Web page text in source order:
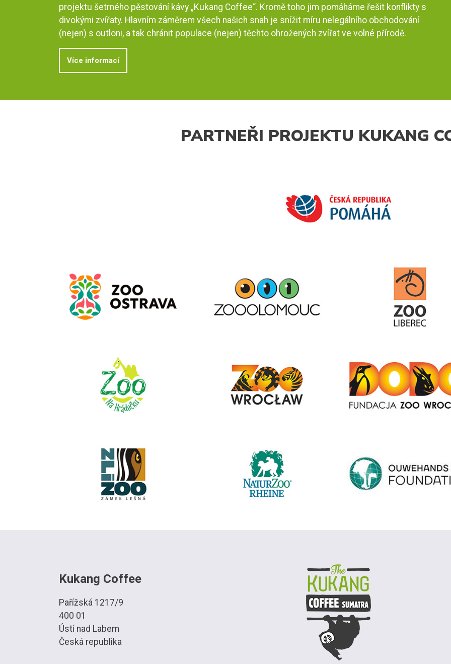
projektu šetrného pěstování kávy „Kukang Coffee“. Kromě toho jim pomáháme řešit konflikty s
divokými zvířaty. Hlavním záměrem všech našich snah je snížit míru nelegálního obchodování
(nejen) s outloni, a tak chránit populace (nejen) těchto ohrožených zvířat ve volné přírodě.
Více informací
PARTNEŘI PROJEKTU KUKANG
Kukang Coffee
Pařížská 1217/9
400 01
Ústí nad Labem
Česká republika